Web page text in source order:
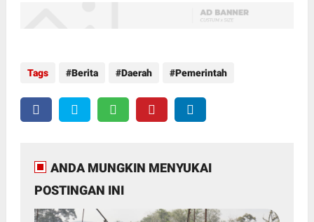
Tags Berita Daerah Pemerintah
ANDA MUNGKIN MENYUKAI
POSTINGAN INI